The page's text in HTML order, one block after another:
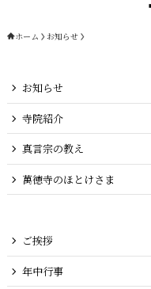
ホーム お知らせ
お知らせ
寺院紹介
真言宗の教え
萬徳寺のほとけさま
ご挨拶
年中行事